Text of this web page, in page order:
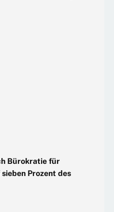
Bürokratie für
Prozent des